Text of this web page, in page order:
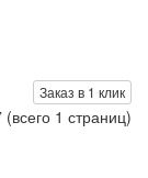
Заказ в 1 клик
1 страниц)